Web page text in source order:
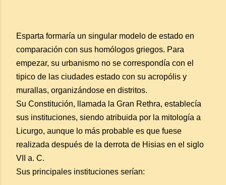
Esparta formaría un singular modelo de estado en
comparación con sus homólogos griegos. Para
empezar, su urbanismo no se correspondía con el
tipico de las ciudades estado con su acropólis y
murallas, organizándose en distritos.
Su Constitución, llamada la Gran Rethra, establecía
sus instituciones, siendo atribuida por la mitología a
Licurgo, aunque lo más probable es que fuese
realizada después de la derrota de Hisias en el siglo
VII a. C.
Sus principales instituciones serían: